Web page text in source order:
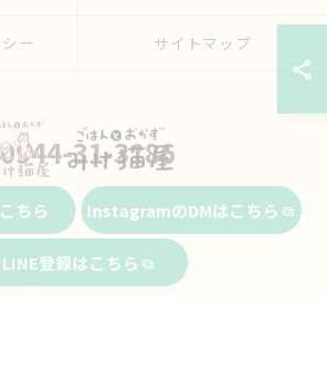
0944-31-3186
ちら InstagramのDMはこちら
LINE登録はこちら
ー サイトマップ
弁当ならごはんとおかず みけ猫屋 ALL RIGHTS
RESERVED.